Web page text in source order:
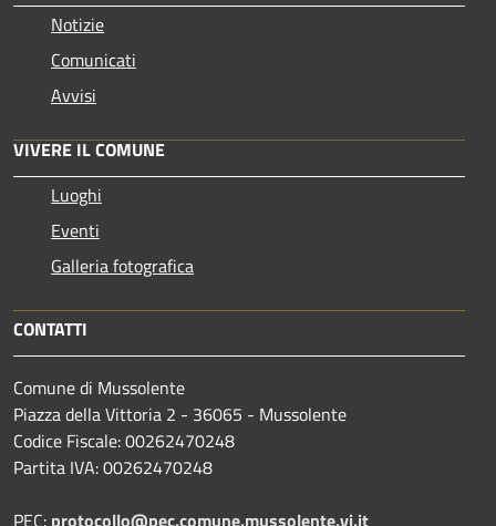
Notizie
Comunicati
Avvisi
VIVERE IL COMUNE
Luoghi
Eventi
Galleria fotografica
CONTATTI
Comune di Mussolente
Piazza della Vittoria 2 - 36065 - Mussolente
Codice Fiscale: 00262470248
Partita IVA: 00262470248
PEC: protocollo@pec.comune.mussolente.vi.it